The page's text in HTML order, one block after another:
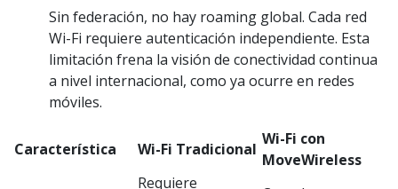
Sin federación, no hay roaming global. Cada red
Wi-Fi requiere autenticación independiente. Esta
limitación frena la visión de conectividad continua
a nivel internacional, como ya ocurre en redes
móviles.
Característica Wi-Fi Tradicional
Wi-Fi con
MoveWireless
Requiere